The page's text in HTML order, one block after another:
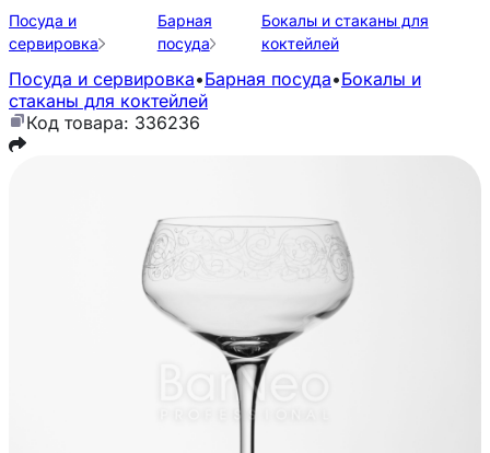
Посуда и
сервировка
Барная
посуда
Бокалы и стаканы для
коктейлей
Посуда и сервировка•Барная посуда•Бокалы и
стаканы для коктейлей
Код товара: 336236